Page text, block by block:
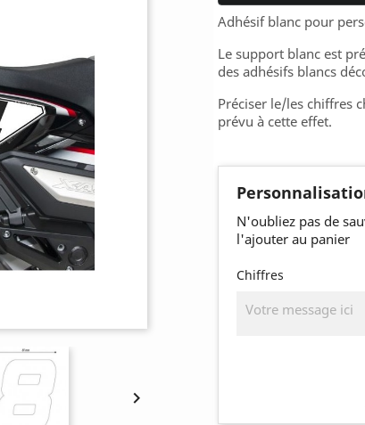

Adhésif blanc pour
Le support blanc est
des adhésifs blancs
Préciser le/les chiffres
prévu à cette effet.
N'oubliez pas de
l'ajouter au panier
Chiffres